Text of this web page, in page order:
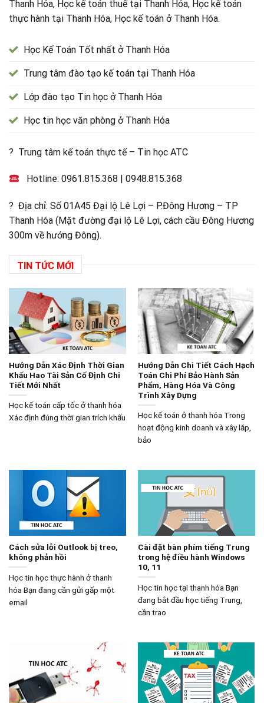
Thanh Hóa, Học kế toán thuế tại Thanh Hóa, Học kế toán
thực hành tại Thanh Hóa, Học kế toán ở Thanh Hóa.
Học Kế Toán Tốt nhất ở Thanh Hóa
Trung tâm đào tạo kế toán tại Thanh Hóa
Lớp đào tạo Tin học ở Thanh Hóa
Học tin học văn phòng ở Thanh Hóa
? Trung tâm kế toán thực tế – Tin học ATC
Hotline:0961.815.368 |0948.815.368
? Địa chỉ: Số 01A45 Đại lộ Lê Lợi – P.Đông Hương – TP
Thanh Hóa (Mặt đường đại lộ Lê Lợi, cách cầu Đông Hương
300m về hướng Đông).
TIN TỨC MỚI
Hướng Dẫn Xác Định Thời Gian
Khấu Hao Tài Sản Cố Định Chi
Tiết Mới Nhất
Học kế toán cấp tốc ở thanh hóa
Xác định đúng thời gian trích khấu
Hướng Dẫn Chi Tiết Cách Hạch
Toán Chi Phí Bảo Hành Sản
Phẩm, Hàng Hóa Và Công
Trình Xây Dựng
Học kế toán ở thanh hóa Trong
hoạt động kinh doanh và xây lắp,
bảo
Cách sửa lỗi Outlook bị treo,
không phản hồi
Học tin học thực hành ở thanh
hóa Bạn đang cần gửi gấp một
email
Cài đặt bàn phím tiếng Trung
trong hệ điều hành Windows
10, 11
Học tin học tại thanh hóa Bạn
đang bắt đầu học tiếng Trung,
cần trao